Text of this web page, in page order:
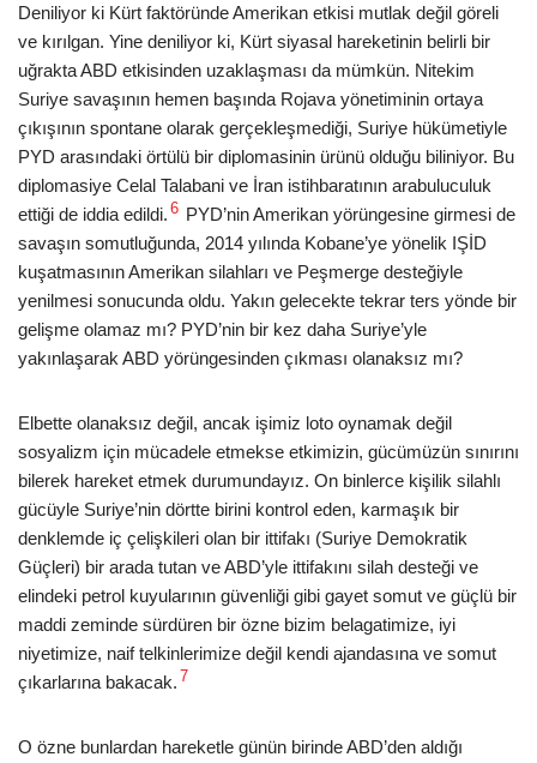
Deniliyor ki Kürt faktöründe Amerikan etkisi mutlak değil göreli
ve kırılgan. Yine deniliyor ki, Kürt siyasal hareketinin belirli bir
uğrakta ABD etkisinden uzaklaşması da mümkün. Nitekim
Suriye savaşının hemen başında Rojava yönetiminin ortaya
çıkışının spontane olarak gerçekleşmediği, Suriye hükümetiyle
PYD arasındaki örtülü bir diplomasinin ürünü olduğu biliniyor. Bu
diplomasiye Celal Talabani ve İran istihbaratının arabuluculuk
ettiği de iddia edildi. 6 PYD’nin Amerikan yörüngesine girmesi de
savaşın somutluğunda, 2014 yılında Kobane’ye yönelik IŞİD
kuşatmasının Amerikan silahları ve Peşmerge desteğiyle
yenilmesi sonucunda oldu. Yakın gelecekte tekrar ters yönde bir
gelişme olamaz mı? PYD’nin bir kez daha Suriye’yle
yakınlaşarak ABD yörüngesinden çıkması olanaksız mı?
Elbette olanaksız değil, ancak işimiz loto oynamak değil
sosyalizm için mücadele etmekse etkimizin, gücümüzün sınırını
bilerek hareket etmek durumundayız. On binlerce kişilik silahlı
gücüyle Suriye’nin dörtte birini kontrol eden, karmaşık bir
denklemde iç çelişkileri olan bir ittifakı (Suriye Demokratik
Güçleri) bir arada tutan ve ABD’yle ittifakını silah desteği ve
elindeki petrol kuyularının güvenliği gibi gayet somut ve güçlü bir
maddi zeminde sürdüren bir özne bizim belagatimize, iyi
niyetimize, naif telkinlerimize değil kendi ajandasına ve somut
çıkarlarına bakacak. 7
O özne bunlardan hareketle günün birinde ABD’den aldığı